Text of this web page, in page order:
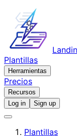
Plantillas
Herramientas
Precios
Recursos
Log in
Sign up
Plantillas